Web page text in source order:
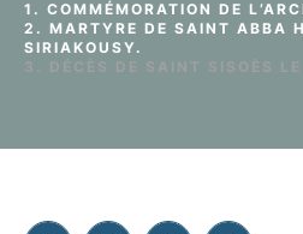
1. COMMÉMORATION DE
2. MARTYRE DE SAINT ABBA
SIRIAKOUSY.
3. DÉCÈS DE SAINT SISOÈS LE